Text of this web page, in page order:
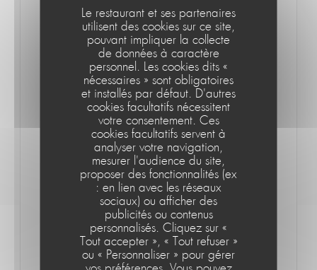
Le restaurant et ses partenaires
utilisent des cookies sur ce site,
pouvant impliquer la collecte
de données à caractère
personnel. Les cookies dits «
nécessaires » sont obligatoires
et installés par défaut. D'autres
cookies facultatifs nécessitent
votre consentement. Ces
cookies facultatifs servent à
analyser votre navigation,
mesurer l'audience du site,
proposer des fonctionnalités (ex
: en lien avec les réseaux
sociaux) ou afficher des
publicités ou contenus
personnalisés. Cliquez sur «
Tout accepter », « Tout refuser »
ou « Personnaliser » pour gérer
Chatelet. Ce restaurant de bord de mer offre une
centaine de places assises avec une terrasse située face
à la mer. Côté carte, les produits de la mer ont été
privilégiés (lotte, lieu jaune, tourteaux…). Quatre cartes
seront proposées à l’année en fonction des arrivages et
un menu à 19,90 € (entrée, plat et dessert). Le chef
réalise, également, des tapas.
Ouvert tous les jours pendant l’été de 10 h à 2 h. Sans
réservation : place de la Plage, à Saint-Quay-Portrieux.
© Le Télégramme https://www.letelegramme.fr/cotes-
darmor/saint-quay-portrieux/vitrine-le-cafe-de-la-plage-
Le Café de la Plage